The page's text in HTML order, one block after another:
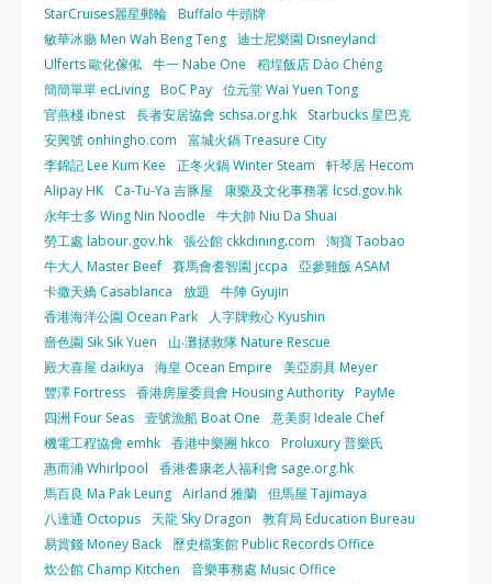
StarCruises麗星郵輪 Buffalo 牛頭牌
敏華冰廳 Men Wah Beng Teng 迪士尼樂園 Disneyland
Ulferts 歐化傢俬 牛一 Nabe One
稻埕飯店 Dào Chéng
簡簡單單 ecLiving BoC Pay 位元堂 Wai Yuen Tong
官燕棧 ibnest 長者安居協會 schsa.org.hk
Starbucks 星巴克
安興號 onhingho.com
富城火鍋 Treasure City
李錦記 Lee Kum Kee
正冬火鍋 Winter Steam
軒琴居 Hecom
Alipay HK
Ca-Tu-Ya 吉豚屋
康樂及文化事務署 lcsd.gov.hk
永年士多 Wing Nin Noodle
牛大帥 Niu Da Shuai
勞工處 labour.gov.hk 張公館 ckkdining.com
淘寶 Taobao
牛大人 Master Beef 賽馬會耆智園 jccpa
亞參雞飯 ASAM
卡撒天嬌 Casablanca
放題
牛陣 Gyujin
香港海洋公園 Ocean Park
人字牌救心 Kyushin
嗇色園 Sik Sik Yuen
山‧灘拯救隊 Nature Rescue
殿大喜屋 daikiya
海皇 Ocean Empire
美亞廚具 Meyer
豐澤 Fortress 香港房屋委員會 Housing Authority PayMe
四洲 Four Seas 壹號漁船 Boat One
意美廚 Ideale Chef
機電工程協會 emhk 香港中樂團 hkco
Proluxury 普樂氏
惠而浦 Whirlpool
香港耆康老人福利會 sage.org.hk
馬百良 Ma Pak Leung Airland 雅蘭 但馬屋 Tajimaya
八達通 Octopus
天龍 Sky Dragon
教育局 Education Bureau
易賞錢 Money Back
歷史檔案館 Public Records Office
炊公館 Champ Kitchen
音樂事務處 Music Office